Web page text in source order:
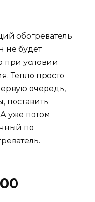
обогреватель
не будет
при условии
Тепло просто
очередь,
поставить
уже потом
по